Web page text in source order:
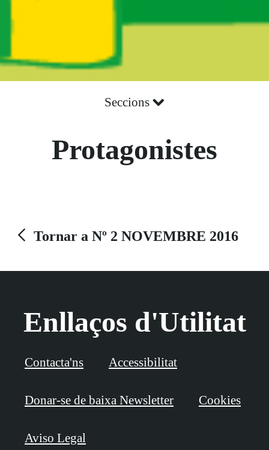
Seccions
Protagonistes
Tornar a Nº 2 NOVEMBRE 2016
Enllaços d'Utilitat
Contacta'ns Accessibilitat
Donar-se de baixa Newsletter Cookies
Aviso Legal